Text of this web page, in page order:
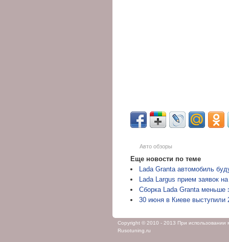
Авто обзоры
Еще новости по теме
Lada Granta автомобиль
Lada Largus прием заявок
Сборка Lada Granta меньше
30 июня в Киеве выступили
Copyright © 2010 - 2013 При использовании
Rusotuning.ru